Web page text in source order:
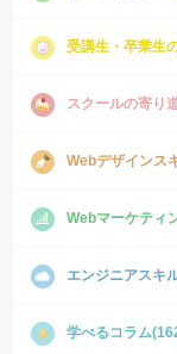
受講生・卒業生
スクールの寄り
Webデザインス
Webマーケティ
エンジニアスキ
学べるコラム